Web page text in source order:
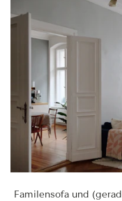
Familensofa und